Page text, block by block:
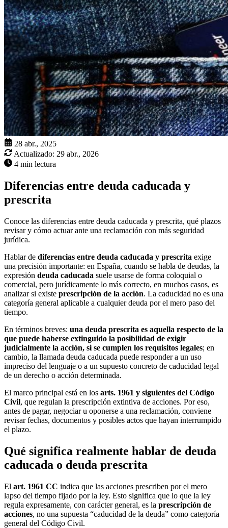
28 abr., 2025
Actualizado: 29 abr., 2026
4 min lectura
Diferencias entre deuda caducada y
prescrita
Conoce las diferencias entre deuda caducada y prescrita, qué plazos
revisar y cómo actuar ante una reclamación con más seguridad
jurídica.
Hablar de diferencias entre deuda caducada y prescrita exige
una precisión importante: en España, cuando se habla de deudas, la
expresión deuda caducada suele usarse de forma coloquial o
comercial, pero jurídicamente lo más correcto, en muchos casos, es
analizar si existe prescripción de la acción. La caducidad no es una
categoría general aplicable a cualquier deuda por el mero paso del
tiempo.
En términos breves: una deuda prescrita es aquella respecto de la
que puede haberse extinguido la posibilidad de exigir
judicialmente la acción, si se cumplen los requisitos legales; en
cambio, la llamada deuda caducada puede responder a un uso
impreciso del lenguaje o a un supuesto concreto de caducidad legal
de un derecho o acción determinada.
El marco principal está en los arts. 1961 y siguientes del Código
Civil, que regulan la prescripción extintiva de acciones. Por eso,
antes de pagar, negociar u oponerse a una reclamación, conviene
revisar fechas, documentos y posibles actos que hayan interrumpido
el plazo.
Qué significa realmente hablar de deuda
caducada o deuda prescrita
El art. 1961 CC indica que las acciones prescriben por el mero
lapso del tiempo fijado por la ley. Esto significa que lo que la ley
regula expresamente, con carácter general, es la prescripción de
acciones, no una supuesta “caducidad de la deuda” como categoría
general del Código Civil.